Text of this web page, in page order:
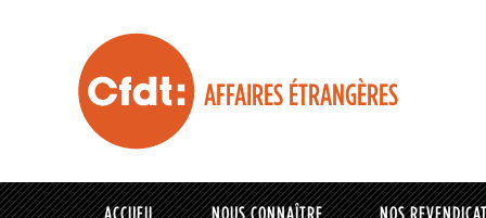
AFFAIRES ÉTRANGÈRES
ACCUEIL NOUS CONNAÎTRE NOS